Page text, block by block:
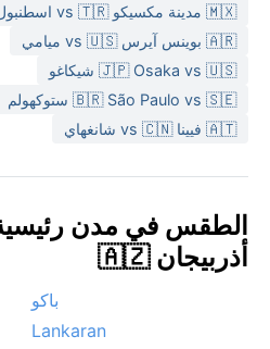
🇲🇽 مدينة مكسيكو vs 🇹🇷 اسطنبول
🇦🇷 بوينس آيرس vs 🇺🇸 ميامي
🇯🇵 Osaka vs 🇺🇸 شيكاغو
🇧🇷 São Paulo vs 🇸🇪 ستوكهولم
🇦🇹 فيينا vs 🇨🇳 شانغهاي
الطقس في مدن
أذربيجان 🇦🇿
باكو
Lankaran